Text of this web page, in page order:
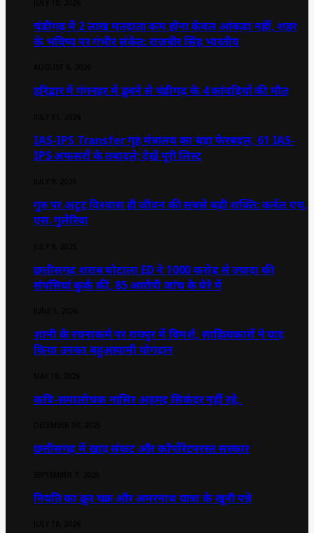
चंडीगढ़ में 2 लाख मतदाता कम होना केवल आंकड़ा नहीं, शहर
के भविष्य पर गंभीर संकेत: राजबीर सिंह भारतीय
हरिद्वार में गंगनहर में डूबने से चंडीगढ़ के 4 कांवड़ियों की मौत
IAS-IPS Transfer गृह मंत्रालय का बड़ा फेरबदल, 61 IAS-
IPS अफसरों के तबादले; देखें पूरी लिस्ट
गुरु पर अटूट विश्वास ही जीवन की सबसे बड़ी शक्ति: कर्नल एच.
एस. गुलेरिया
छत्तीसगढ़ शराब घोटाला ED ने 1000 करोड़ से ज्यादा की
संपत्तियां कुर्क कीं, 85 आरोपी जांच के घेरे में
शानी के रचनाकर्म पर रायपुर में विमर्श, साहित्यकारों ने याद
किया उनका बहुआयामी योगदान
कवि-समालोचक नासिर अहमद सिकंदर नहीं रहे,
छत्तीसगढ़ में खाद संकट और कॉर्पोरेटपरस्त सरकार
नियति का क्रूर चक्र और अमरनाथ यात्रा के खूनी पन्ने